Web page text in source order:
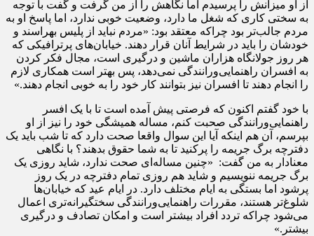
از او میزانش را پرسیدم اما نگاهش را از من گرفت و گفت با توجه
به سختی کاری که شغل ما دارد، وضعیت خوبی ندارد، اما پاسخ او به
مردم جالب‌تر بود چراکه معتقد بود: «مردم نباید از پلیس بهراسند و
خودشان را باید در شرایط آنان قرار دهند. خیابان‌های پرترافیکی که
هر روز جولانگاه هزاران ماشین و درگیری است، مجال فکر کردن
به افسران راهنمایی‌ورانندگی نمی‌دهد، پس بهتر است همکاری لازم
را انجام دهند تا افسران نیز بتوانند کار خود را به خوبی انجام دهند.»
با خود گفتم اکنون که فرصتی پیش آمده است تا با یک افسر
راهنمایی‌ورانندگی صحبت کنم، مساله همیشگی خود را نیز از او
بپرسم، آن هم اینکه آیا این سوال واقعا صحت دارد که تا شب باید یک
دفترچه برگ جریمه را پرکنید تا به شما حقوق بدهند؟ با نگاهی
معنادار به من گفت: «چنین مساله‌ای صحت ندارد، شاید روزی یک
برگ جریمه ننویسیم و شاید هم روزی تمام دفترچه در یک روز
پرشود اما بستگی به ایام مختلف دارد. در ایام عید که خیابان‌ها
شلوغ‌تر هستند، مقررات راهنمایی‌ورانندگی سختگیرانه‌تری اعمال
می‌شود چراکه تردد افراد بیشتر است و امکان تصادف و درگیری
بیشتر.»